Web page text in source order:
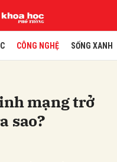
CÔNG NGHỆ SỐNG XANH
mạng trở
sao?